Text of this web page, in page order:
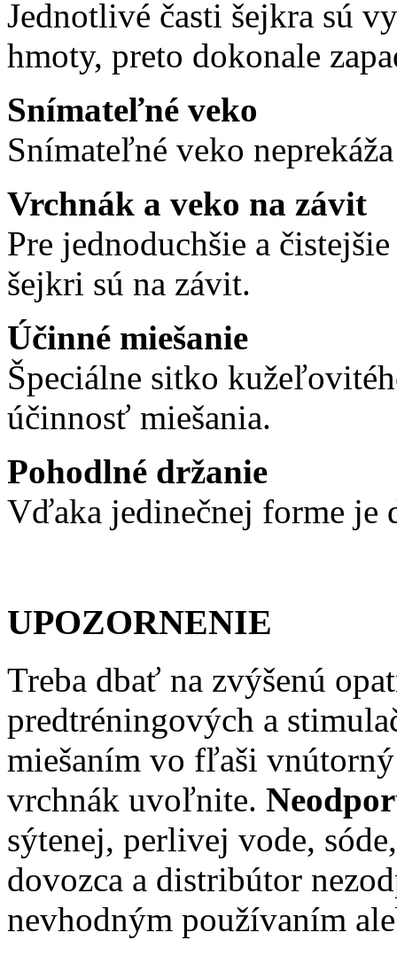
Jednotlivé časti šejkra sú
hmoty, preto dokonale
Snímateľné veko
Snímateľné veko
Vrchnák a veko na závit
Pre jednoduchšie a
šejkri sú na závit.
Účinné miešanie
Špeciálne sitko
účinnosť miešania.
Pohodlné držanie
Vďaka jedinečnej forme je
UPOZORNENIE
Treba dbať na zvýšenú
predtréningových a
miešaním vo fľaši
vrchnák uvoľnite.
sýtenej, perlivej vode,
dovozca a distribútor
nevhodným používaním